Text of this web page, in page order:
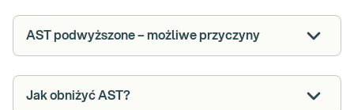
AST podwyższone – możliwe przyczyny
Jak obniżyć AST?